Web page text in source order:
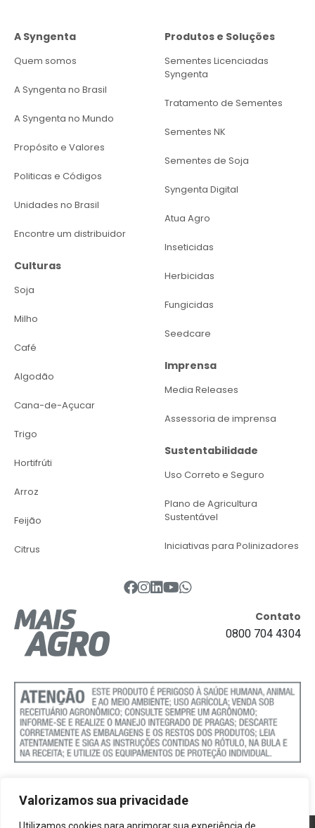
Valorizamos sua privacidade
A Syngenta
Quem somos
A Syngenta no Brasil
A Syngenta no Mundo
Propósito e Valores
Politicas e Códigos
Unidades no Brasil
Encontre um distribuidor
Culturas
Soja
Milho
Café
Algodão
Cana-de-Açucar
Trigo
Hortifrúti
Arroz
Feijão
Citrus
Produtos e Soluções
Sementes Licenciadas
Syngenta
Tratamento de Sementes
Sementes NK
Sementes de Soja
Syngenta Digital
Atua Agro
Inseticidas
Herbicidas
Fungicidas
Seedcare
Imprensa
Media Releases
Assessoria de imprensa
Sustentabilidade
Uso Correto e Seguro
Plano de Agricultura
Sustentável
Iniciativas para Polinizadores
Contato
0800 704 4304